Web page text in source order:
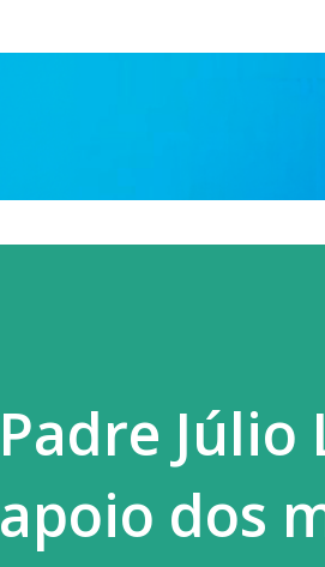
Padre
apoio dos